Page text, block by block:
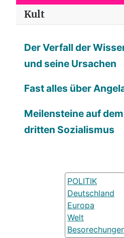
Kult
Der Verfall der
und seine Ursachen
Fast alles über
Meilensteine auf
dritten Sozialismus
POLITIK
Deutschland
Europa
Welt